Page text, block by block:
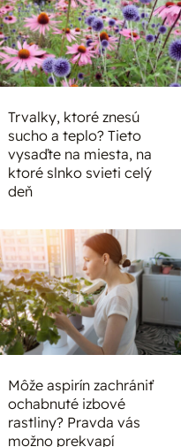
Trvalky, ktoré znesú
sucho a teplo? Tieto
vysaďte na miesta, na
ktoré slnko svieti celý
deň
Môže aspirín zachrániť
ochabnuté izbové
rastliny? Pravda vás
možno prekvapí